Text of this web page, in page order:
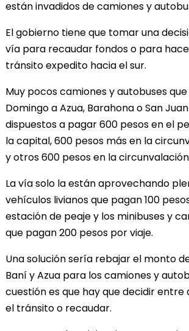
están invadidos de camiones y
El gobierno tiene que tomar una
vía para recaudar fondos o para
tránsito expedito hacia el sur.
Muy pocos camiones y autobuses
Domingo a Azua, Barahona o San
dispuestos a pagar 600 pesos en el
la capital, 600 pesos más en la
y otros 600 pesos en la circunvalación
La vía solo la están aprovechando
vehículos livianos que pagan 100
estación de peaje y los minibuses y
que pagan 200 pesos por viaje.
Una solución sería rebajar el monto
Baní y Azua para los camiones y
cuestión es que hay que decidir
el tránsito o recaudar.